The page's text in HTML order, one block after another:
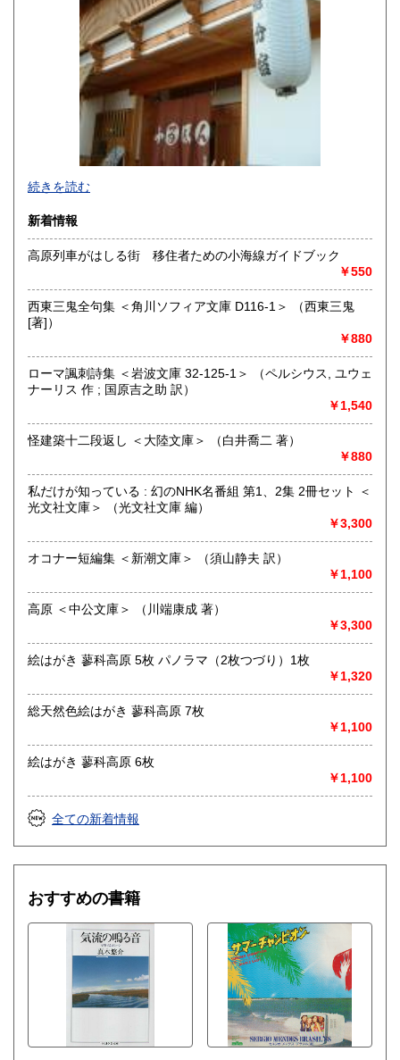
追分コロニーは「豊かな暮らし」をテーマにした「村の古本
屋」です。人が精神的に豊かな生活を送るための 様々な遊び
的「衣・食・住、アート、音楽、旅、 趣味、健康、文芸、経
済、社会、哲学、政治」 等の幅広いテーマを扱います。
「日本の古本屋」で販売している古本は、隣りの「文化磁場
油や」で一部展示販売も春～秋にしています、堀辰雄、立原
道造、加藤周一などのゆかりの土地柄です。信州にお越しの
沿線名：しなの鉄道
営業時間：12:00〜17:00
定休日：火・水曜日(夏季:毎日営業、冬季:天気次第)
◇近隣であれば書籍の買取をしています。少数であれば店へ
の持ち込み、あるいは量が多い場合はまずは電話などで相談
買取が出来る本とそうでない本があります、メール・電話等
取り扱い分野
哲学宗教、歴史、社会科学、美術工芸、外国文学、趣味、サ
ブカルチャー、古書一般（その他）
続きを読む
新着情報
高原列車がはしる街 移住者ための小海線ガイドブック
￥550
西東三鬼全句集 ＜角川ソフィア文庫 D116-1＞ （西東三鬼
[著]）
￥880
ローマ諷刺詩集 ＜岩波文庫 32-125-1＞ （ペルシウス, ユウェ
ナーリス 作 ; 国原吉之助 訳）
￥1,540
怪建築十二段返し ＜大陸文庫＞ （白井喬二 著）
￥880
私だけが知っている : 幻のNHK名番組 第1、2集 2冊セット ＜
光文社文庫＞ （光文社文庫 編）
￥3,300
オコナー短編集 ＜新潮文庫＞ （須山静夫 訳）
￥1,100
高原 ＜中公文庫＞ （川端康成 著）
￥3,300
絵はがき 蓼科高原 5枚 パノラマ（2枚つづり）1枚
￥1,320
総天然色絵はがき 蓼科高原 7枚
￥1,100
絵はがき 蓼科高原 6枚
￥1,100
全ての新着情報
おすすめの書籍